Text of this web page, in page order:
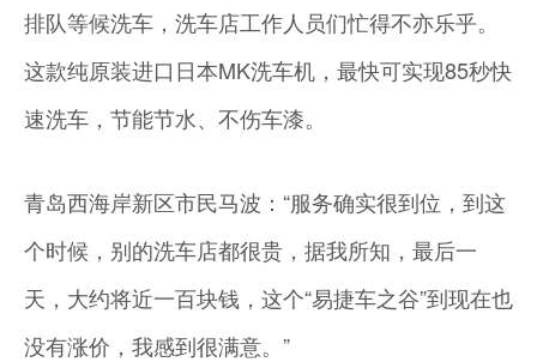
排队等候洗车，洗车店工作人员们忙得不亦乐乎。
这款纯原装进口日本MK洗车机，最快可实现85秒快
速洗车，节能节水、不伤车漆。
青岛西海岸新区市民马波：“服务确实很到位，到这
个时候，别的洗车店都很贵，据我所知，最后一
天，大约将近一百块钱，这个“易捷车之谷”到现在也
没有涨价，我感到很满意。”